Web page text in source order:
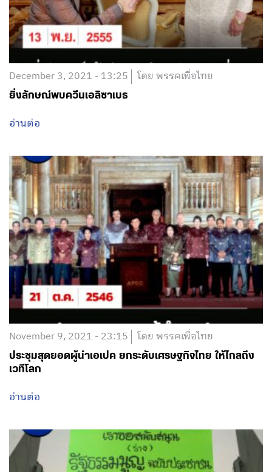
December 3, 2021 - 13:25 โดย พรรคเพื่อไทย
ยิ่งลักษณ์พบควีนเอลิซาเบธ
อ่านต่อ
November 9, 2021 - 23:15 โดย พรรคเพื่อไทย
ประชุมสุดยอดผู้นำเอเปค ยกระดับเศรษฐกิจไทย ให้ไกลถึง
เวทีโลก
อ่านต่อ